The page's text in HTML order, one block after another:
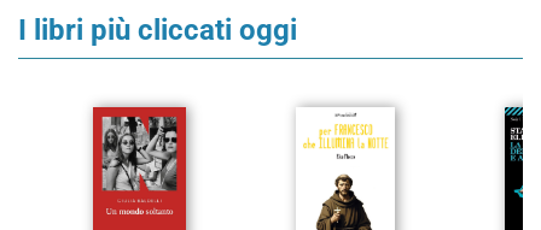
I libri più cliccati oggi